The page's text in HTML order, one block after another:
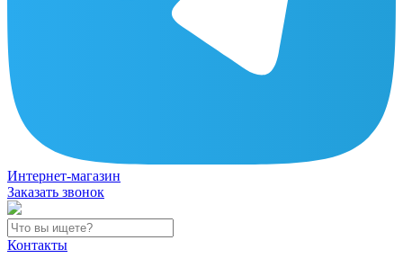
Интернет-магазин
Заказать звонок
Контакты